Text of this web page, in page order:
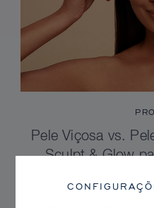
Pele Viçosa vs.
Sculpt & Glow